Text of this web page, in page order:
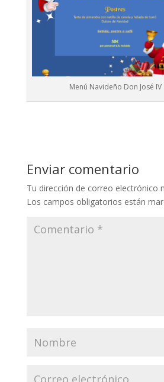
Menú Navideño Don José IV
Enviar comentario
Tu dirección de correo electrónico
Los campos obligatorios están